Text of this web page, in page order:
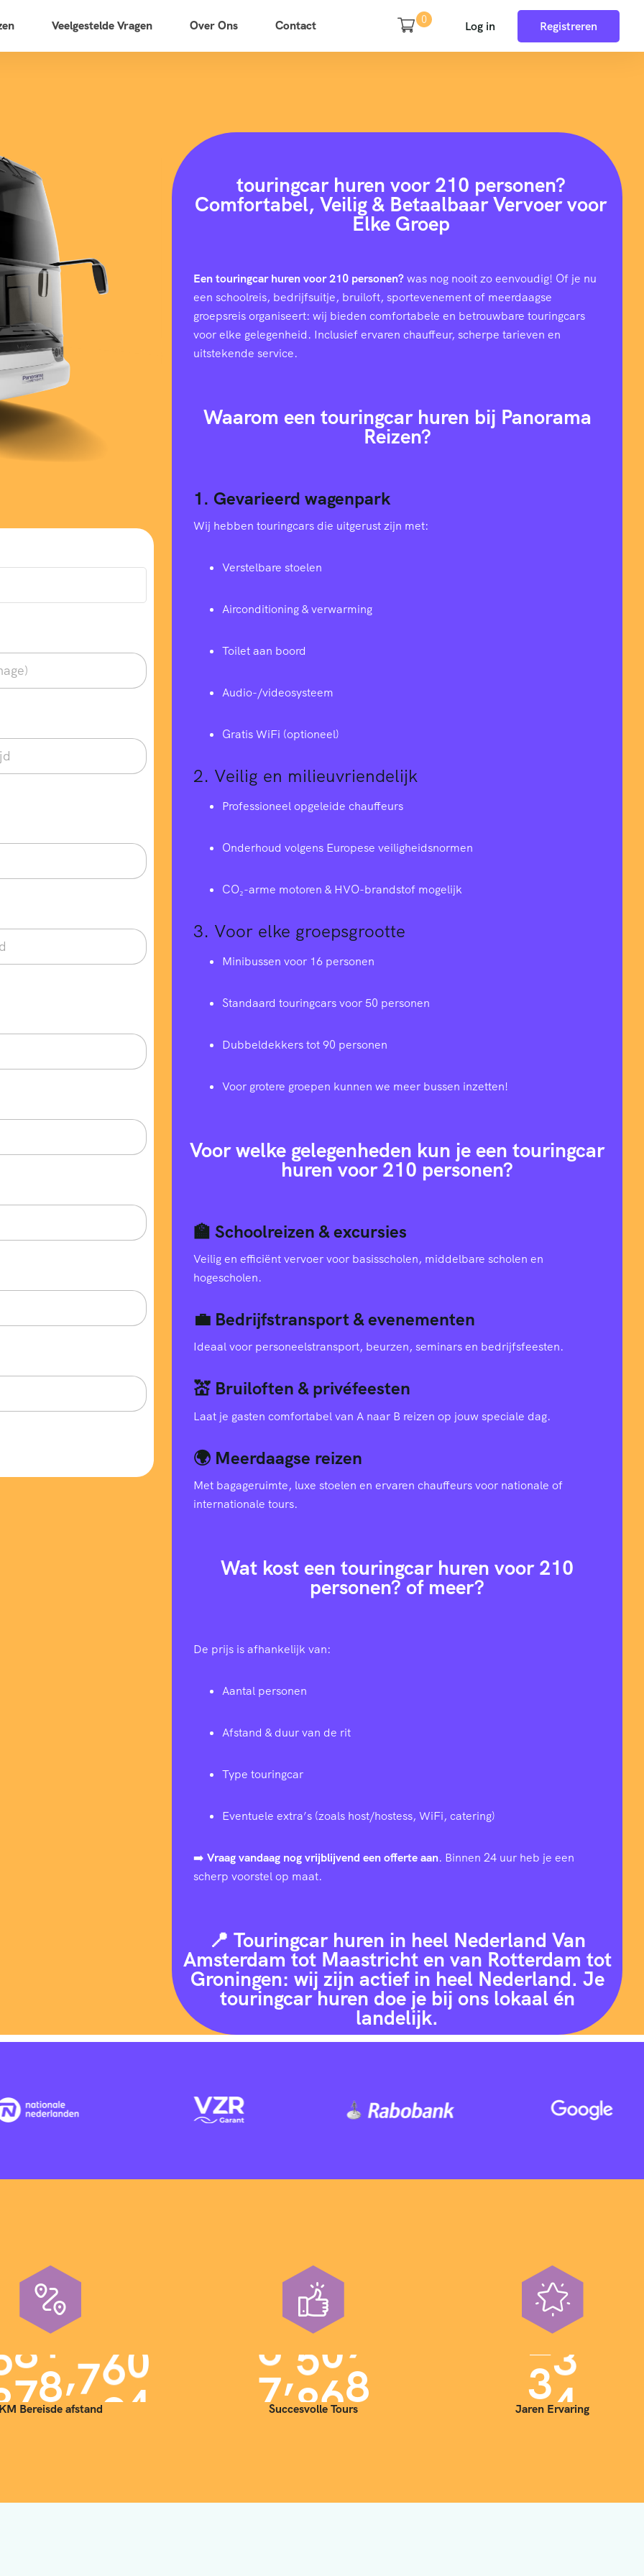
Veelgestelde Vragen Over Ons Contact 0 Log in Registreren
touringcar huren voor 210 personen?
Comfortabel, Veilig & Betaalbaar Vervoer voor
Elke Groep
Een touringcar huren voor 210 personen?was nog nooit zo eenvoudig! Of je nu
een schoolreis, bedrijfsuitje, bruiloft, sportevenement of meerdaagse
groepsreis organiseert: wij bieden comfortabele en betrouwbare touringcars
voor elke gelegenheid. Inclusief ervaren chauffeur, scherpe tarieven en
uitstekende service.
Waarom een touringcar huren bij Panorama
Reizen?
1. Gevarieerd wagenpark
Wij hebben touringcars die uitgerust zijn met:
Verstelbare stoelen
Airconditioning & verwarming
Toilet aan boord
Audio-/videosysteem
Gratis WiFi (optioneel)
2. Veilig en milieuvriendelijk
Professioneel opgeleide chauffeurs
Onderhoud volgens Europese veiligheidsnormen
CO₂-arme motoren & HVO-brandstof mogelijk
3. Voor elke groepsgrootte
Minibussen voor 16 personen
Standaard touringcars voor 50 personen
Dubbeldekkers tot 90 personen
Voor grotere groepen kunnen we meer bussen inzetten!
Voor welke gelegenheden kun je een touringcar
huren voor 210 personen?
🏫 Schoolreizen & excursies
Veilig en efficiënt vervoer voor basisscholen, middelbare scholen en
hogescholen.
💼 Bedrijfstransport & evenementen
Ideaal voor personeelstransport, beurzen, seminars en bedrijfsfeesten.
💒 Bruiloften & privéfeesten
Laat je gasten comfortabel van A naar B reizen op jouw speciale dag.
🌍 Meerdaagse reizen
Met bagageruimte, luxe stoelen en ervaren chauffeurs voor nationale of
internationale tours.
Wat kost een touringcar huren voor 210
personen? of meer?
De prijs is afhankelijk van:
Aantal personen
Afstand & duur van de rit
Type touringcar
Eventuele extra’s (zoals host/hostess, WiFi, catering)
➡️ Vraag vandaag nog vrijblijvend een offerte aan. Binnen 24 uur heb je een
scherp voorstel op maat.
📍 Touringcar huren in heel Nederland Van
Amsterdam tot Maastricht en van Rotterdam tot
Groningen: wij zijn actief in heel Nederland. Je
touringcar huren doe je bij ons lokaal én
landelijk.
00,000
KM Bereisde afstand
7,000
Succesvolle Tours
35
Jaren Ervaring